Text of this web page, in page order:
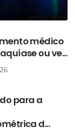
médico
ou ve...
para a
d...